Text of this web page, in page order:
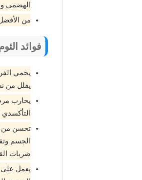
الهضمي
من
فوائد
يحمي
يقلل من
يحارب
تحسن من
الجسم
ضربات القلب 12%
يعمل على